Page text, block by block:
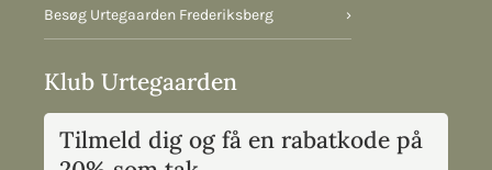
Besøg Urtegaarden Frederiksberg ›
Klub Urtegaarden
Tilmeld dig og få en rabatkode på